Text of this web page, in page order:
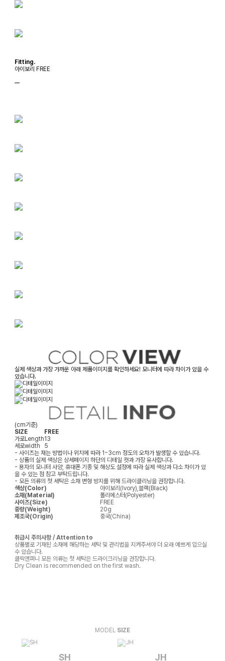
Fitting.
아이보리 FREE
ㅡ
실제 색상과 가장 가까운 아래 제품이미지를 확인하세요! 모니터에 따라 차이가 있을 수
있습니다.
(cm기준)
SIZE
FREE
가로Length13
세로width
5
- 사이즈는 재는 방법이나 위치에 따라 1~3cm 정도의 오차가 발생할 수 있습니다.
- 상품의 실제 색상은 상세페이지 하단의 디테일 컷과 가장 유사합니다.
- 용자의 모니터 사양, 휴대폰 기종 및 해상도 설정에 따라 실제 색상과 다소 차이가 있
을 수 있는 점 참고 부탁드립니다.
- 모든 의류의 첫 세탁은 소재 변형 방지를 위해 드라이클리닝을 권장합니다.
색상(Color)
아이보리(Ivory),블랙(Black)
소재(Material)
폴리에스터(Polyester)
사이즈(Size)
FREE
중량(Weight)
20g
제조국(Origin)
중국(China)
취급시 주의사항 / Attention to
상품별로 기재된 소재에 해당하는 세탁 및 관리법을 지켜주셔야 더 오래 예쁘게 입으실
수 있습니다.
클릭앤퍼니 모든 의류는 첫 세탁은 드라이크리닝을 권장합니다.
Dry Clean is recommended on the first wash.
MODEL SIZE
SH JH